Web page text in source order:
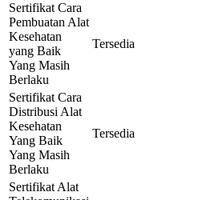
Sertifikat Cara
Pembuatan Alat
Kesehatan
yang Baik
Yang Masih
Berlaku
Tersedia
Sertifikat Cara
Distribusi Alat
Kesehatan
Yang Baik
Yang Masih
Berlaku
Tersedia
Sertifikat Alat